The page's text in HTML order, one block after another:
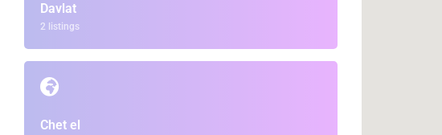
Davlat
2 listings
Chet el